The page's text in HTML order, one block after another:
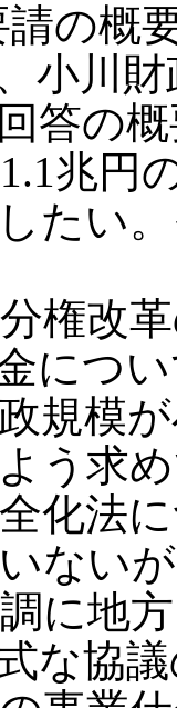
請の概
小川財
答の
兆円
たい
権改
につ
規模
う求
化法
ない
に地
な協